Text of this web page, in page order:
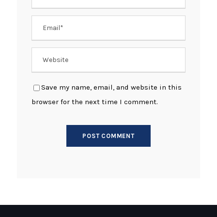
Save my name, email, and website in this
browser for the next time I comment.